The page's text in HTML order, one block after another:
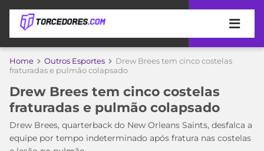
APOSTAS
DE
APOSTA
MELHORES
COPA
DO
MUNDO
Home Outros Esportes
Drew Brees tem cinco costelas
fraturadas e pulmão colapsado
Drew Brees tem cinco costelas
fraturadas e pulmão colapsado
Drew Brees, quarterback do New Orleans Saints, desfalca a
equipe por tempo indeterminado após fratura nas costelas